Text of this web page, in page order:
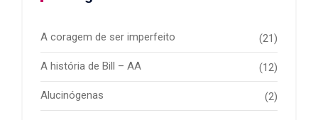
A coragem de ser imperfeito (21)
A história de Bill – AA (12)
Alucinógenas (2)